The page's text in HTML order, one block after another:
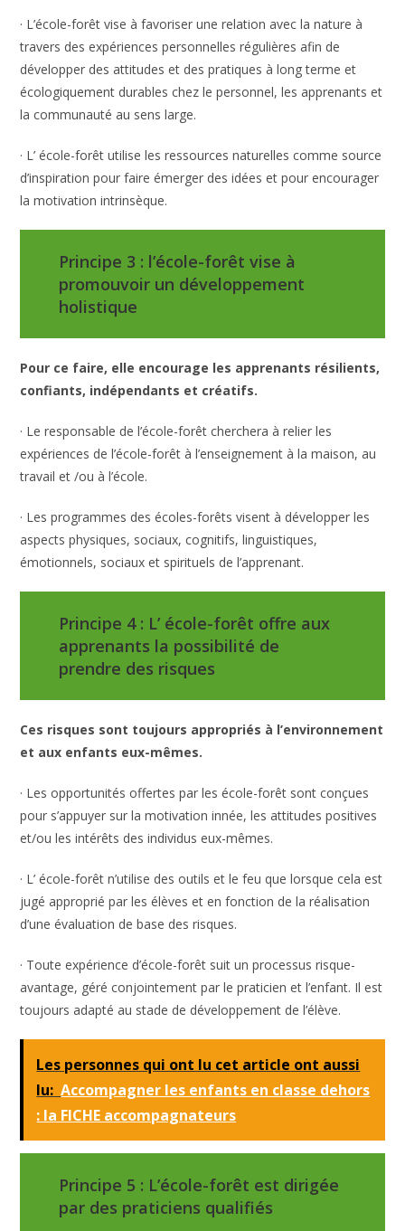
· L’école-forêt vise à favoriser une relation avec la nature à
travers des expériences personnelles régulières afin de
développer des attitudes et des pratiques à long terme et
écologiquement durables chez le personnel, les apprenants et
la communauté au sens large.
· L’ école-forêt utilise les ressources naturelles comme source
d’inspiration pour faire émerger des idées et pour encourager
la motivation intrinsèque.
Principe 3 : l’école-forêt vise à
promouvoir un développement
holistique
Pour ce faire, elle encourage les apprenants résilients,
confiants, indépendants et créatifs.
· Le responsable de l’école-forêt cherchera à relier les
expériences de l’école-forêt à l’enseignement à la maison, au
travail et /ou à l’école.
· Les programmes des écoles-forêts visent à développer les
aspects physiques, sociaux, cognitifs, linguistiques,
émotionnels, sociaux et spirituels de l’apprenant.
Principe 4 : L’ école-forêt offre aux
apprenants la possibilité de
prendre des risques
Ces risques sont toujours appropriés à l’environnement
et aux enfants eux-mêmes.
· Les opportunités offertes par les école-forêt sont conçues
pour s’appuyer sur la motivation innée, les attitudes positives
et/ou les intérêts des individus eux-mêmes.
· L’ école-forêt n’utilise des outils et le feu que lorsque cela est
jugé approprié par les élèves et en fonction de la réalisation
d’une évaluation de base des risques.
· Toute expérience d’école-forêt suit un processus risque-
avantage, géré conjointement par le praticien et l’enfant. Il est
toujours adapté au stade de développement de l’élève.
Les personnes qui ont lu cet article ont aussi
lu: Accompagner les enfants en classe dehors
: la FICHE accompagnateurs
Principe 5 : L’école-forêt est dirigée
par des praticiens qualifiés